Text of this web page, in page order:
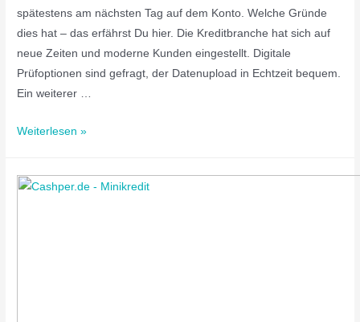
spätestens am nächsten Tag auf dem Konto. Welche Gründe
dies hat – das erfährst Du hier. Die Kreditbranche hat sich auf
neue Zeiten und moderne Kunden eingestellt. Digitale
Prüfoptionen sind gefragt, der Datenupload in Echtzeit bequem.
Ein weiterer …
Weiterlesen »